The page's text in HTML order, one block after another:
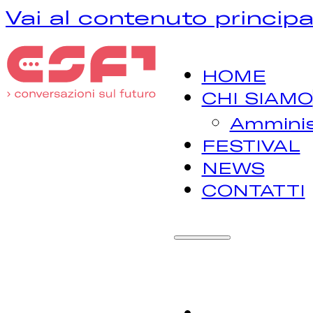
Vai al contenuto
HOME
CHI SIAMO
FESTIVAL
NEWS
CONTATTI